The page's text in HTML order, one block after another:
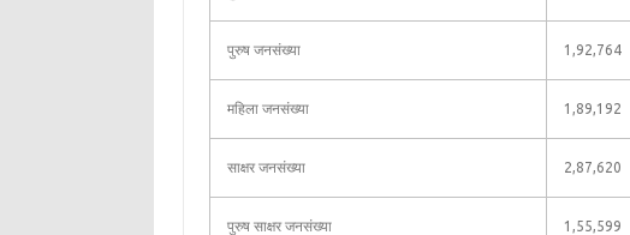
पुरुष जनसंख्या 1,92,764
महिला जनसंख्या 1,89,192
साक्षर जनसंख्या 2,87,620
पुरुष साक्षर जनसंख्या 1,55,599